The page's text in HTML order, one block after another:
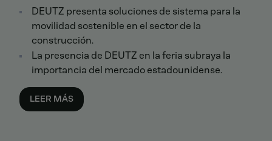
DEUTZ presenta soluciones de sistema para la
movilidad sostenible en el sector de la
construcción.
La presencia de DEUTZ en la feria subraya la
importancia del mercado estadounidense.
LEER MÁS